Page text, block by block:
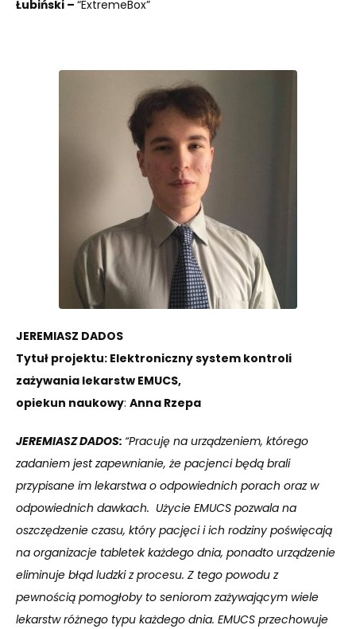
Łubiński – “ExtremeBox”
JEREMIASZ DADOS
Tytuł projektu: Elektroniczny system kontroli
zażywania lekarstw EMUCS,
opiekun naukowy: Anna Rzepa
JEREMIASZ DADOS: “Pracuję na urządzeniem, którego
zadaniem jest zapewnianie, że pacjenci będą brali
przypisane im lekarstwa o odpowiednich porach oraz w
odpowiednich dawkach. Użycie EMUCS pozwala na
oszczędzenie czasu, który pacjęci i ich rodziny poświęcają
na organizacje tabletek każdego dnia, ponadto urządzenie
eliminuje błąd ludzki z procesu. Z tego powodu z
pewnością pomogłoby to seniorom zażywającym wiele
lekarstw różnego typu każdego dnia. EMUCS przechowuje